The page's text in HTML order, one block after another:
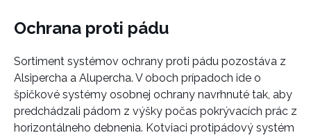
Ochrana proti pádu
Sortiment systémov ochrany proti pádu pozostáva z
Alsipercha a Alupercha. V oboch prípadoch ide o
špičkové systémy osobnej ochrany navrhnuté tak, aby
predchádzali pádom z výšky počas pokrývacích prác z
horizontálneho debnenia. Kotviaci protipádový systém